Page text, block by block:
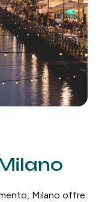
Milano offre